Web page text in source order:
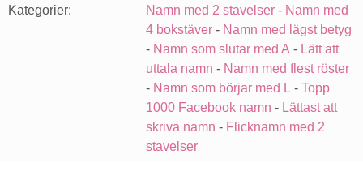
Kategorier: Namn med 2 stavelser - Namn med
4 bokstäver - Namn med lägst betyg
- Namn som slutar med A - Lätt att
uttala namn - Namn med flest röster
- Namn som börjar med L - Topp
1000 Facebook namn - Lättast att
skriva namn - Flicknamn med 2
stavelser